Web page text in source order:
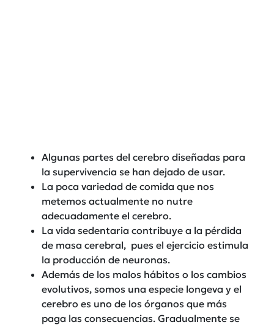
Algunas partes del cerebro diseñadas para
la supervivencia se han dejado de usar.
La poca variedad de comida que nos
metemos actualmente no nutre
adecuadamente el cerebro.
La vida sedentaria contribuye a la pérdida
de masa cerebral, pues el ejercicio estimula
la producción de neuronas.
Además de los malos hábitos o los cambios
evolutivos, somos una especie longeva y el
cerebro es uno de los órganos que más
paga las consecuencias. Gradualmente se